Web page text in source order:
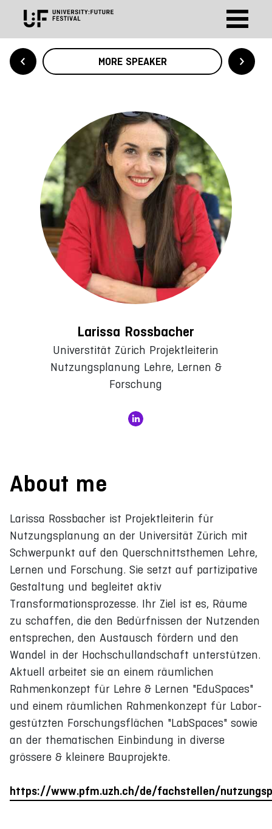
MORE SPEAKER
Larissa Rossbacher
Universtität Zürich Projektleiterin
Nutzungsplanung Lehre, Lernen &
Forschung
About me
Larissa Rossbacher ist Projektleiterin für
Nutzungsplanung an der Universität Zürich mit
Schwerpunkt auf den Querschnittsthemen Lehre,
Lernen und Forschung. Sie setzt auf partizipative
Gestaltung und begleitet aktiv
Transformationsprozesse. Ihr Ziel ist es, Räume
zu schaffen, die den Bedürfnissen der Nutzenden
entsprechen, den Austausch fördern und den
Wandel in der Hochschullandschaft unterstützen.
Aktuell arbeitet sie an einem räumlichen
Rahmenkonzept für Lehre & Lernen "EduSpaces"
und einem räumlichen Rahmenkonzept für Labor-
gestützten Forschungsflächen "LabSpaces" sowie
an der thematischen Einbindung in diverse
grössere & kleinere Bauprojekte.
https://www.pfm.uzh.ch/de/fachstellen/